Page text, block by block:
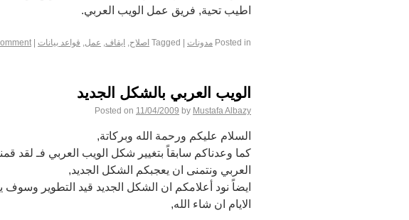
اطيب تحية, فريق عمل الويب العربي.
Posted in مدونات Tagged اصلاح, ايقاف, عمل, قواعد بيانات
الويب العربي بالشكل الجديد
Posted on 11/04/2009 by Mustafa Albazy
السلام عليكم ورحمة الله وبركاتة,
كما وعدناكم سابقاً بتغيير شكل الويب العربي فـ لقد
العربي ونتمنى ان يعجبكم الشكل الجديد,
ايضاً نود أعلامكم ان الشكل الجديد قيد التطوير
الايام ان شاء الله,